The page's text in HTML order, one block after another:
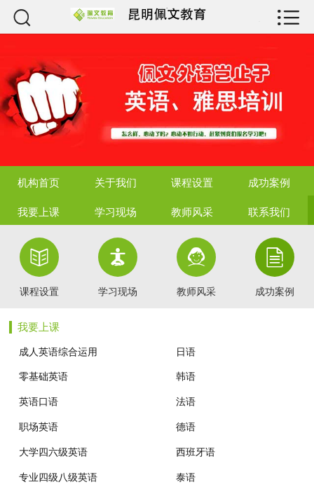

课程设置
成功案例
联系我们
 
机构首页 关于我们 课程设置 成功案例
我要上课 学习现场 教师风采 联系我们

课程设置

学习现场

教师风采

成功案例
我要上课
成人英语综合运用 日语
零基础英语 韩语
英语口语 法语
职场英语 德语
大学四六级英语 西班牙语
专业四级八级英语 泰语